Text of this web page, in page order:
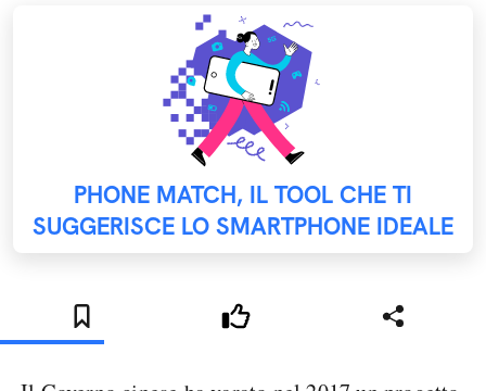
PHONE MATCH, IL TOOL CHE TI
SUGGERISCE LO SMARTPHONE IDEALE